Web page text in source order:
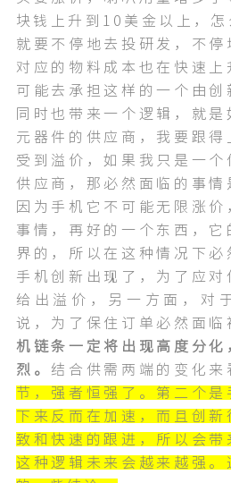
块钱上升到10美金以上，
就要不停地去投研发，不停
对应的物料成本也在快速上
可能去承担这样的一个由创
同时也带来一个逻辑，就是
元器件的供应商，我要跟得
受到溢价，如果我只是一个
供应商，那必然面临的事情
因为手机它不可能无限涨
事情，再好的一个东西，它
界的，所以在这种情况下必
手机创新出现了，为了应对
给出溢价，另一方面，对
说，为了保住订单必然面临
机链条一定将出现高度分化
烈。 结合供需两端的变化来
节，强者恒强了。第二个是
下来反而在加速，而且创新
致和快速的跟进，所以会带
这种逻辑未来会越来越强。